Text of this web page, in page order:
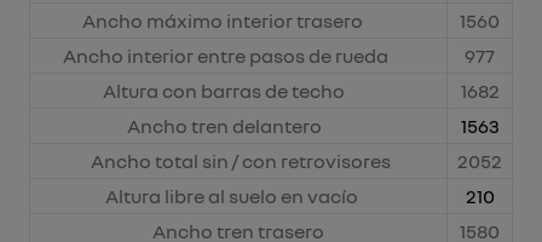
Ancho máximo interior trasero
1560
Ancho interior entre pasos de rueda
977
Altura con barras de techo
1682
Ancho tren delantero
1563
Ancho total sin / con retrovisores
2052
Altura libre al suelo en vacío
210
Ancho tren trasero
1580